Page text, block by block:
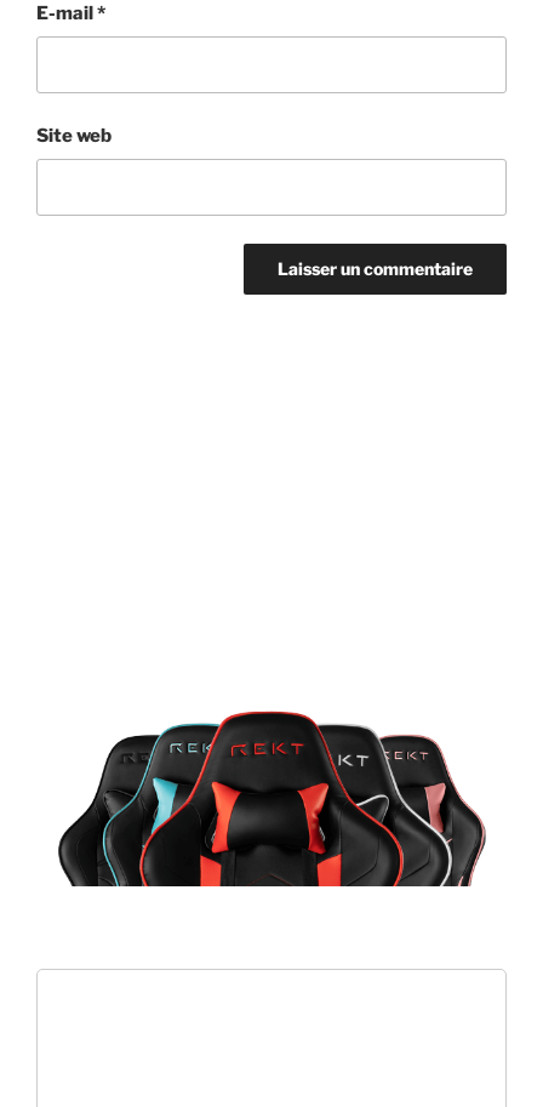
E-mail*
Site web